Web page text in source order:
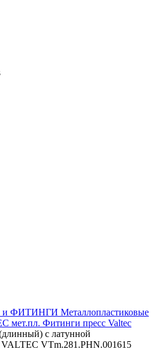
и ФИТИНГИ Металлопластиковые
мет.пл. Фитинги пресс Valtec
с латунной
VTm.281.PHN.001615